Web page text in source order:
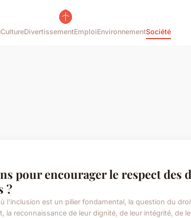
CultureDivertissementEmploiEnvironnementSociété
pour encourager le respect des
?
l'inclusion est un pilier fondamental, la question du
la reconnaissance de leur dignité, de leur intégrité, de